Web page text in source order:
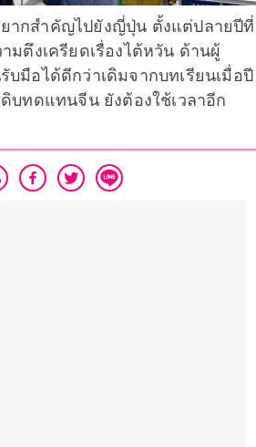
ากสำคัญไปยังญี่ปุ่น ตั้งแต่ปลายปีที่
มตึงเครียดเรื่องไต้หวัน ด้านผู้
มือได้ดีกว่าเดิมจากบทเรียนเมื่อปี
บทดแทนจีน ยังต้องใช้เวลาอีก